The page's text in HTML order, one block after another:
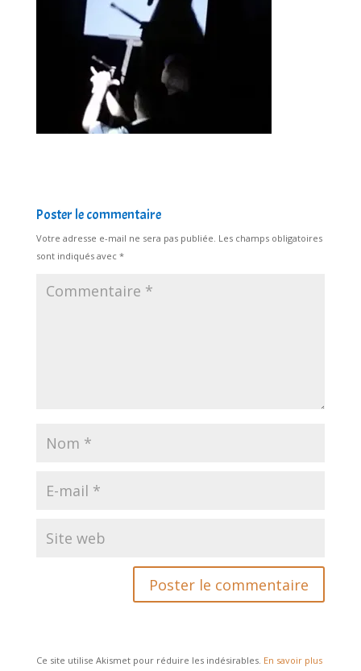
Poster le commentaire
Votre adresse e-mail ne sera pas publiée. Les champs obligatoires
sont indiqués avec *
Ce site utilise Akismet pour réduire les indésirables. En savoir plus